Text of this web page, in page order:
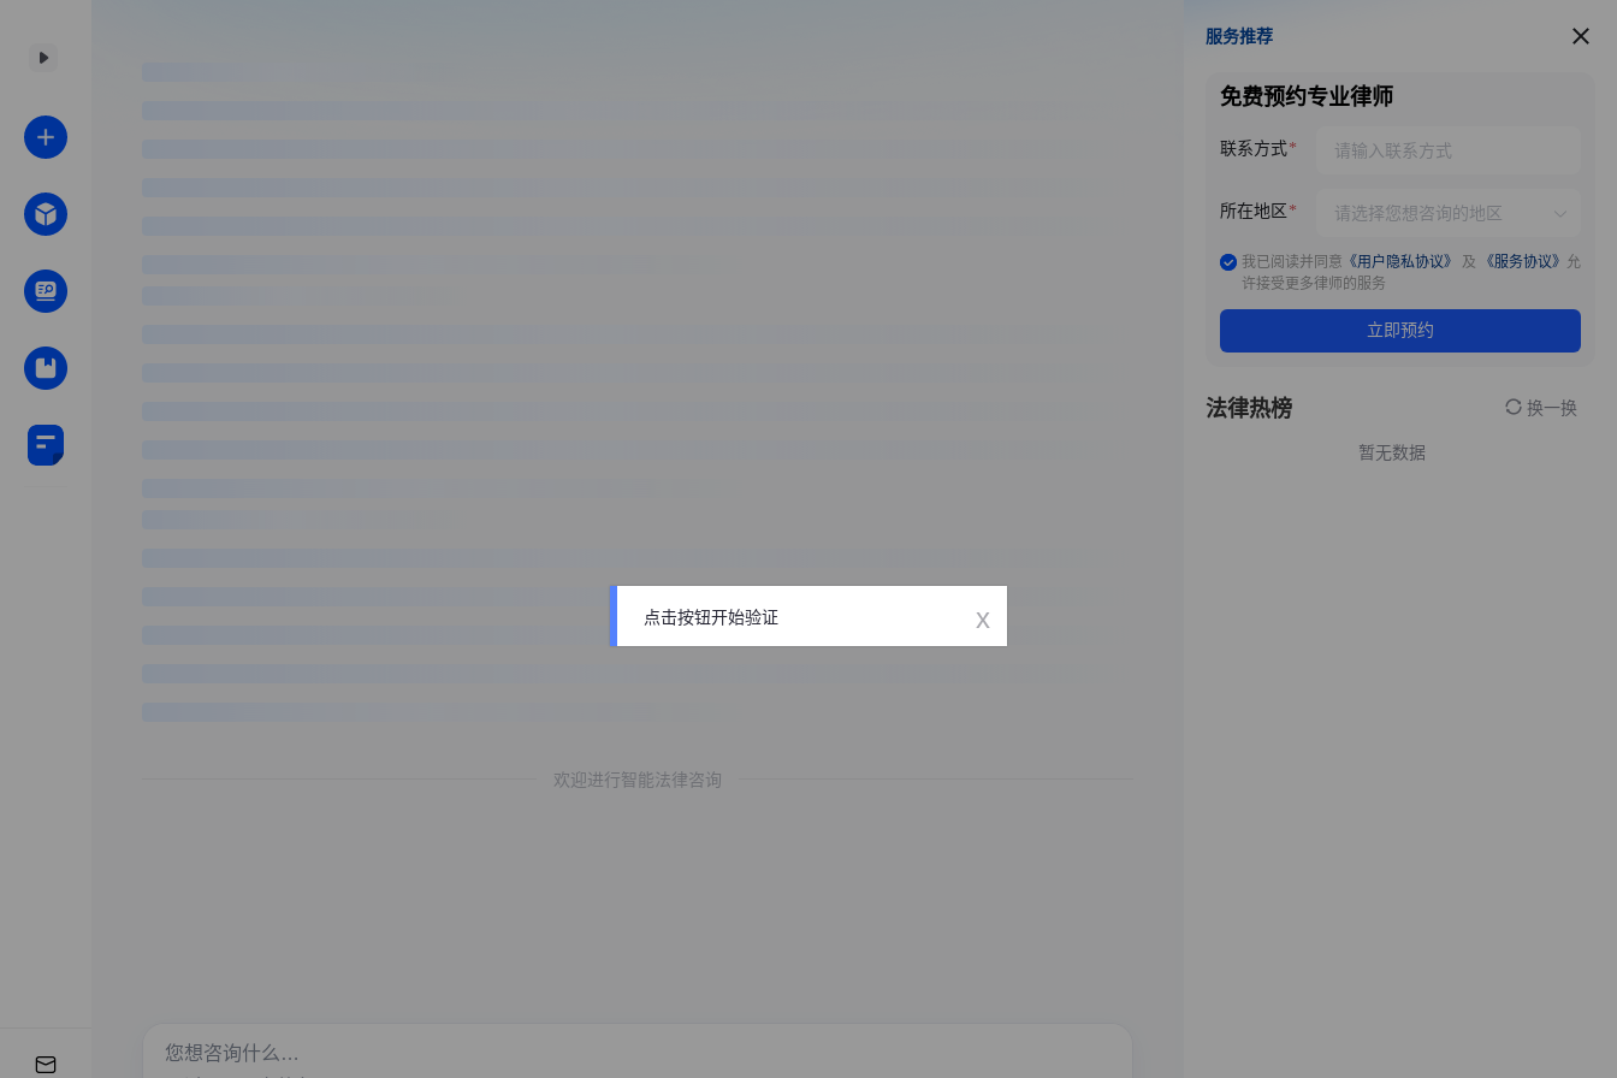
欢迎进行智能法律咨询
服务推荐
服务推荐
免费预约专业律师
联系方式
所在地区
我已阅读并同意 《用户隐私协议》 及 《服务协议》 允
许接受更多律师的服务
立即预约
法律热榜 换一换
暂无数据
点击按钮开始验证 x